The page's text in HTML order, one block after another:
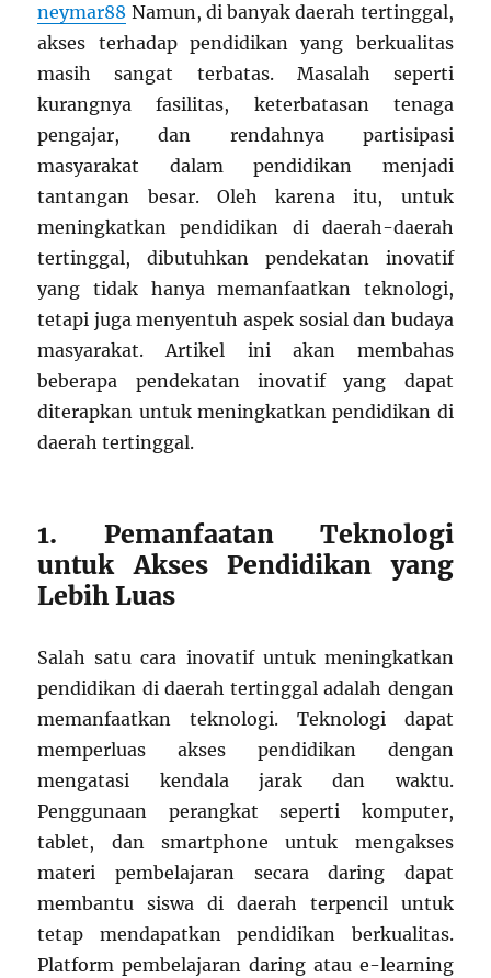
neymar88 Namun, di banyak daerah tertinggal,
akses terhadap pendidikan yang berkualitas
masih sangat terbatas. Masalah seperti
kurangnya fasilitas, keterbatasan tenaga
pengajar, dan rendahnya partisipasi
masyarakat dalam pendidikan menjadi
tantangan besar. Oleh karena itu, untuk
meningkatkan pendidikan di daerah-daerah
tertinggal, dibutuhkan pendekatan inovatif
yang tidak hanya memanfaatkan teknologi,
tetapi juga menyentuh aspek sosial dan budaya
masyarakat. Artikel ini akan membahas
beberapa pendekatan inovatif yang dapat
diterapkan untuk meningkatkan pendidikan di
daerah tertinggal.
1. Pemanfaatan Teknologi
untuk Akses Pendidikan yang
Lebih Luas
Salah satu cara inovatif untuk meningkatkan
pendidikan di daerah tertinggal adalah dengan
memanfaatkan teknologi. Teknologi dapat
memperluas akses pendidikan dengan
mengatasi kendala jarak dan waktu.
Penggunaan perangkat seperti komputer,
tablet, dan smartphone untuk mengakses
materi pembelajaran secara daring dapat
membantu siswa di daerah terpencil untuk
tetap mendapatkan pendidikan berkualitas.
Platform pembelajaran daring atau e-learning